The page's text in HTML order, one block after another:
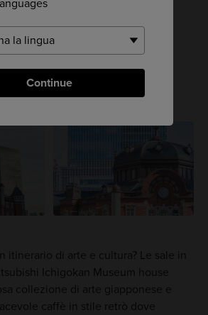
Continue
lo Shin Marunouchi Building,
Daimaru sono mete molto
in cerca del regalo perfetto o
itinerario di arte e cultura? Le sale in
Ichigokan Museum house
collezione di arte giapponese e
caffè in stile retrò dove